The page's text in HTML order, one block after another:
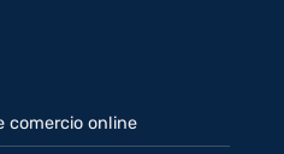
comercio online